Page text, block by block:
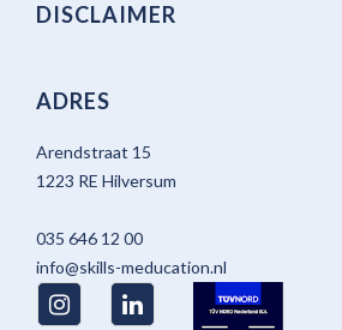
DISCLAIMER
ADRES
Arendstraat 15
1223 RE Hilversum
035 646 12 00
info@skills-meducation.nl